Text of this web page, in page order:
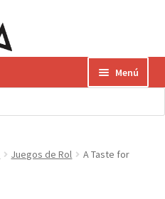
Menú
el
hijo
Juegos de Rol
A Taste for